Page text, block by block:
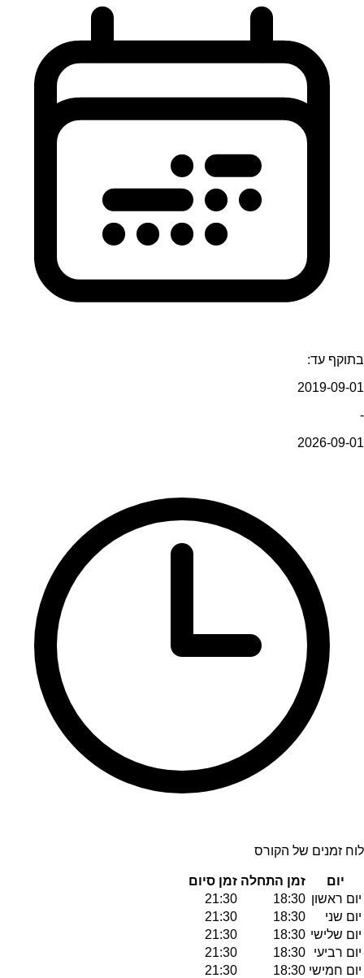
בתוקף עד:
2019-09-01
-
2026-09-01
לוח זמנים של הקורס
יום זמן התחלה זמן סיום
יום ראשון 18:30
21:30
יום שני
18:30
21:30
יום שלישי 18:30
21:30
יום רביעי
18:30
21:30
יום חמישי 18:30
21:30